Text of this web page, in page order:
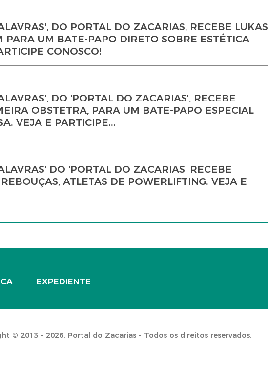
DO PORTAL DO ZACARIAS, RECEBE LUKAS
PARA UM BATE-PAPO DIRETO SOBRE ESTÉTICA
CONOSCO!
DO 'PORTAL DO ZACARIAS', RECEBE
OBSTETRA, PARA UM BATE-PAPO ESPECIAL
VEJA E PARTICIPE...
DO 'PORTAL DO ZACARIAS' RECEBE
ATLETAS DE POWERLIFTING. VEJA E
EXPEDIENTE
© 2013 - 2026. Portal do Zacarias - Todos os direitos reservados.